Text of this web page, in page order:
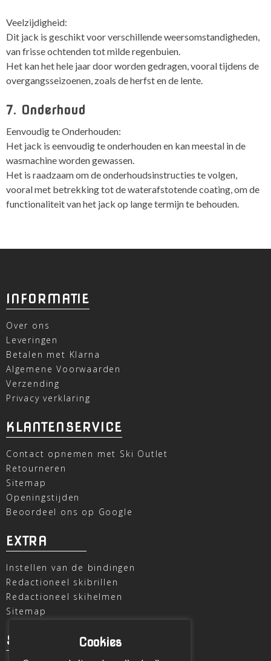
Veelzijdigheid:
Dit jack is geschikt voor verschillende weersomstandigheden,
van frisse ochtenden tot milde regenbuien.
Het kan het hele jaar door worden gedragen, vooral tijdens de
overgangsseizoenen, zoals de herfst en de lente.
7. Onderhoud
Eenvoudig te Onderhouden:
Het jack is eenvoudig te onderhouden en kan meestal in de
wasmachine worden gewassen.
Het is raadzaam om de onderhoudsinstructies te volgen,
vooral met betrekking tot de waterafstotende coating, om de
functionaliteit van het jack op lange termijn te behouden.
INFORMATIE
Over ons
Leveringen
Betalen met Klarna
Algemene Voorwaarden
Verzending
Privacy verklaring
KLANTENSERVICE
Contact opnemen met Ski Outlet
Retourneren
Sitemap
Openingstijden
Beoordeel ons op Google
EXTRA
Instellen van de bindingen
Redactioneel skibrillen
Redactioneel skihelmen
Sitemap
SKI OUTLETCookies